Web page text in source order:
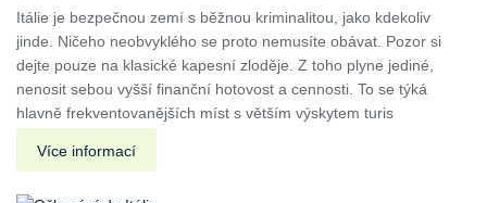
Itálie je bezpečnou zemí s běžnou kriminalitou, jako kdekoliv
jinde. Ničeho neobvyklého se proto nemusíte obávat. Pozor si
dejte pouze na klasické kapesní zloděje. Z toho plyne jediné,
nenosit sebou vyšší finanční hotovost a cennosti. To se týká
hlavně frekventovanějších míst s větším výskytem turis
Více informací